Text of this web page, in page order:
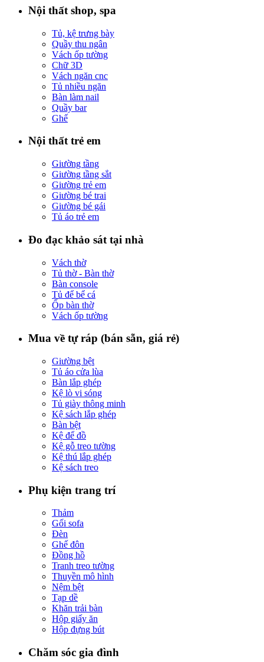
Nội thất shop, spa
Tủ, kệ trưng bày
Quầy thu ngân
Vách ốp tường
Chữ 3D
Vách ngăn cnc
Tủ nhiều ngăn
Bàn làm nail
Quầy bar
Ghế
Nội thất trẻ em
Giường tầng
Giường tầng sắt
Giường trẻ em
Giường bé trai
Giường bé gái
Tủ áo trẻ em
Đo đạc khảo sát tại nhà
Vách thờ
Tủ thờ - Bàn thờ
Bàn console
Tủ để bể cá
Ốp bàn thờ
Vách ốp tường
Mua về tự ráp (bán sẵn, giá rẻ)
Giường bệt
Tủ áo cửa lùa
Bàn lắp ghép
Kệ lò vi sóng
Tủ giày thông minh
Kệ sách lắp ghép
Bàn bệt
Kệ để đồ
Kệ gỗ treo tường
Kệ thú lắp ghép
Kệ sách treo
Phụ kiện trang trí
Thảm
Gối sofa
Đèn
Ghế đôn
Đồng hồ
Tranh treo tường
Thuyền mô hình
Nệm bệt
Tạp dề
Khăn trải bàn
Hộp giấy ăn
Hộp đựng bút
Chăm sóc gia đình